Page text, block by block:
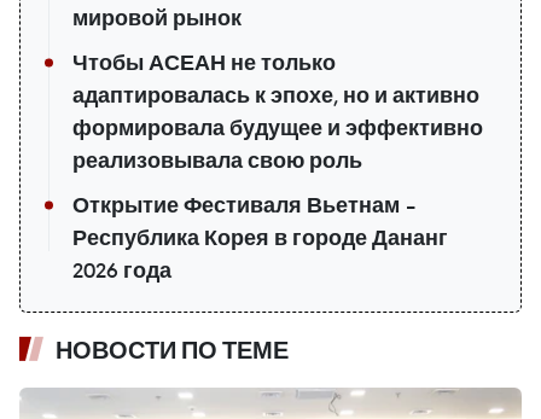
мировой рынок
Чтобы АСЕАН не только
адаптировалась к эпохе, но и активно
формировала будущее и эффективно
реализовывала свою роль
Открытие Фестиваля Вьетнам –
Республика Корея в городе Дананг
2026 года
НОВОСТИ ПО ТЕМЕ